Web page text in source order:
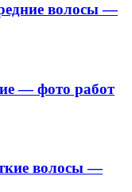
волосы —
— фото работ
волосы —